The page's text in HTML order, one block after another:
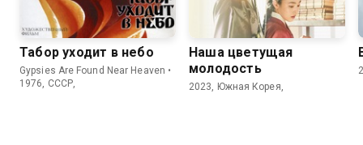
Табор уходит в небо
Gypsies Are Found Near Heaven •
1976, СССР,
Наша цветущая
молодость
2023, Южная Корея,